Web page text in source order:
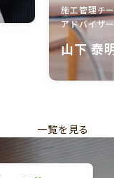
施工管理チ
アドバイザ
山下 泰
一覧を見る